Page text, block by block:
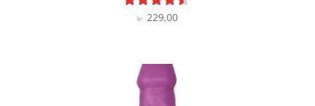
Vurderet
kr.229,00